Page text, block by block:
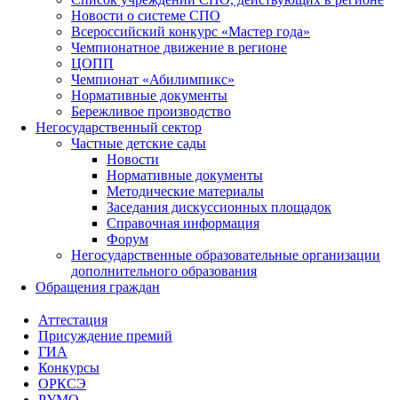
Новости о системе СПО
Всероссийский конкурс «Мастер года»
Чемпионатное движение в регионе
ЦОПП
Чемпионат «Абилимпикс»
Нормативные документы
Бережливое производство
Негосударственный сектор
Частные детские сады
Новости
Нормативные документы
Методические материалы
Заседания дискуссионных площадок
Справочная информация
Форум
Негосударственные образовательные организации
дополнительного образования
Обращения граждан
Аттестация
Присуждение премий
ГИА
Конкурсы
ОРКСЭ